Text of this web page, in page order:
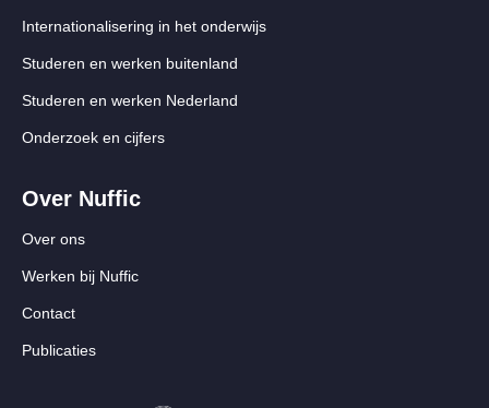
Internationalisering in het onderwijs
Studeren en werken buitenland
Studeren en werken Nederland
Onderzoek en cijfers
Over Nuffic
Over ons
Werken bij Nuffic
Contact
Publicaties